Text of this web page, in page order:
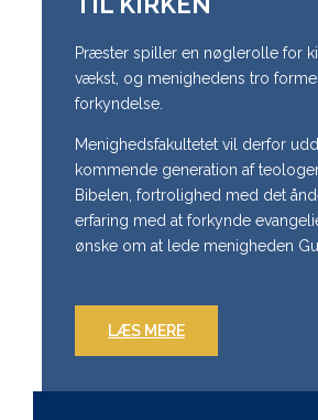
Præster spiller en nøglerolle for
vækst, og menighedens tro
forkyndelse.
Menighedsfakultetet vil derfor
kommende generation af
Bibelen, fortrolighed med det
erfaring med at forkynde
ønske om at lede menigheden
LÆS MERE